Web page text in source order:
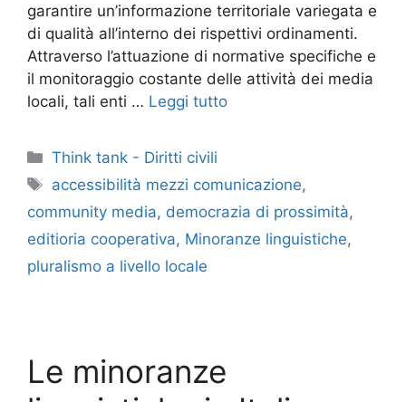
garantire un’informazione territoriale variegata e
di qualità all’interno dei rispettivi ordinamenti.
Attraverso l’attuazione di normative specifiche e
il monitoraggio costante delle attività dei media
locali, tali enti … Leggi tutto
Categorie
Think tank - Diritti civili
Tag
accessibilità mezzi comunicazione,
community media, democrazia di prossimità,
editioria cooperativa, Minoranze linguistiche,
pluralismo a livello locale
Le minoranze